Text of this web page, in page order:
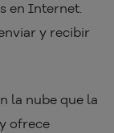
en Internet.
y recibir
la nube que la
ofrece